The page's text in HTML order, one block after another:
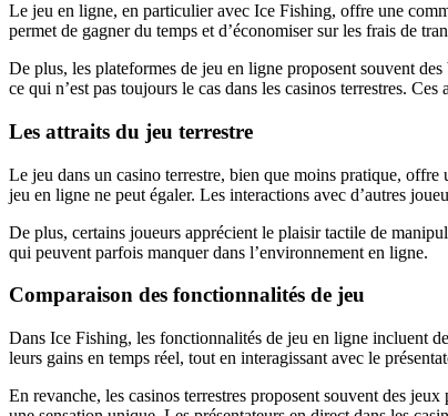
Le jeu en ligne, en particulier avec Ice Fishing, offre une
permet de gagner du temps et d’économiser sur les frais de
De plus, les plateformes de jeu en ligne proposent souvent
ce qui n’est pas toujours le cas dans les casinos terrestres.
Les attraits du jeu terrestre
Le jeu dans un casino terrestre, bien que moins pratique, offre
jeu en ligne ne peut égaler. Les interactions avec d’autres
De plus, certains joueurs apprécient le plaisir tactile de
qui peuvent parfois manquer dans l’environnement en ligne.
Comparaison des fonctionnalités de jeu
Dans Ice Fishing, les fonctionnalités de jeu en ligne incluent
leurs gains en temps réel, tout en interagissant avec le
En revanche, les casinos terrestres proposent souvent des